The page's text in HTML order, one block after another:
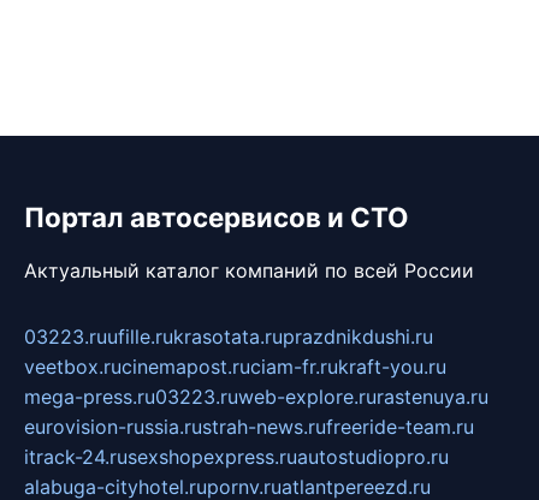
Портал автосервисов и СТО
Актуальный каталог компаний по всей России
03223.ruufille.rukrasotata.ruprazdnikdushi.ru
veetbox.rucinemapost.ruciam-fr.rukraft-you.ru
mega-press.ru03223.ruweb-explore.rurastenuya.ru
eurovision-russia.rustrah-news.rufreeride-team.ru
itrack-24.rusexshopexpress.ruautostudiopro.ru
alabuga-cityhotel.rupornv.ruatlantpereezd.ru